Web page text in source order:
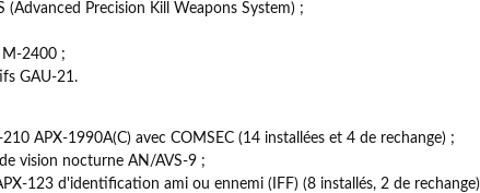
Precision Kill Weapons System) ;
M-2400 ;
GAU-21.
APX-1990A(C) avec COMSEC (14 installées et 4 de rechange) ;
vision nocturne AN/AVS-9 ;
123 d'identification ami ou ennemi (IFF) (8 installés, 2 de rechange)